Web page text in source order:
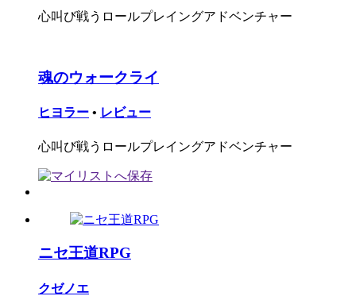
心叫び戦うロールプレイングアドベンチャー
魂のウォークライ
ヒヨラー • レビュー
心叫び戦うロールプレイングアドベンチャー
ニセ王道RPG
クゼノエ